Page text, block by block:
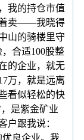
我的持仓市值
着卖——我晓得
山的骑楼里守
合适100股整
的企业，就无
万，就是远离
看似轻松的快
是紫金矿业
户跟我说：
良企业。我